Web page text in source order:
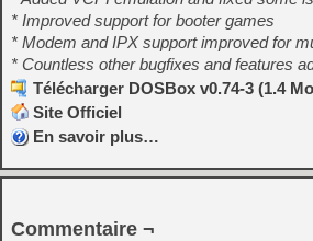
* Improved support for booter games
* Modem and IPX support improved for
* Countless other bugfixes and features
Télécharger DOSBox v0.74-3 (1.4
Site Officiel
En savoir plus…
Commentaire ¬